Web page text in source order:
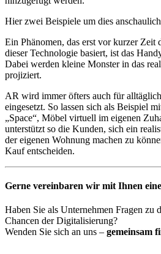
Hier zwei Beispiele um dies
Ein Phänomen, das erst vor kurzer Zeit
dieser Technologie basiert, ist das
Dabei werden kleine Monster in das
projiziert.
AR wird immer öfters auch für
eingesetzt. So lassen sich als Beispiel
„Space“, Möbel virtuell im eigenen
unterstützt so die Kunden, sich ein
der eigenen Wohnung machen zu
Kauf entscheiden.
Gerne vereinbaren wir mit Ihnen
Haben Sie als Unternehmen Fragen zu
Chancen der Digitalisierung?
Wenden Sie sich an uns – gemeinsam